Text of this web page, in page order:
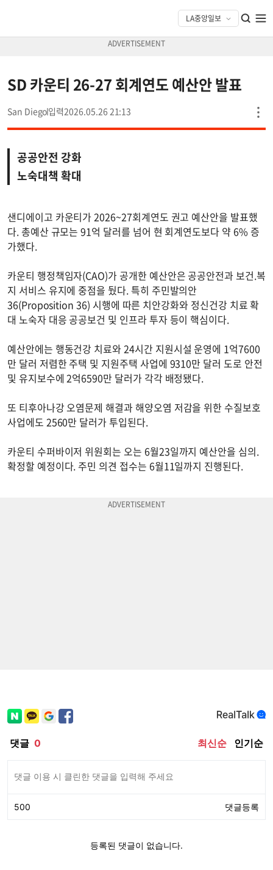
SD 카운티 26-27 회계연도 예산안 발표
San Diego 2026.05.26 21:13
공공안전 강화
노숙대책 확대
샌디에이고 카운티가 2026~27회계연도 권고 예산안을 발표했
다. 총예산 규모는 91억 달러를 넘어 현 회계연도보다 약 6% 증
가했다.
카운티 행정책임자(CAO)가 공개한 예산안은 공공안전과 보건.복
지 서비스 유지에 중점을 뒀다. 특히 주민발의안
36(Proposition 36) 시행에 따른 치안강화와 정신건강 치료 확
대 노숙자 대응 공공보건 및 인프라 투자 등이 핵심이다.
예산안에는 행동건강 치료와 24시간 지원시설 운영에 1억7600
만 달러 저렴한 주택 및 지원주택 사업에 9310만 달러 도로 안전
및 유지보수에 2억6590만 달러가 각각 배정됐다.
또 티후아나강 오염문제 해결과 해양오염 저감을 위한 수질보호
사업에도 2560만 달러가 투입된다.
카운티 수퍼바이저 위원회는 오는 6월23일까지 예산안을 심의.
확정할 예정이다. 주민 의견 접수는 6월11일까지 진행된다.